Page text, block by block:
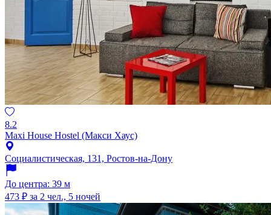
8.2
Maxi House Hostel (Макси Хаус)
Социалистическая, 131, Ростов-на-Дону
До центра: 39 м
473 ₽ за 2 чел., 5 ночей